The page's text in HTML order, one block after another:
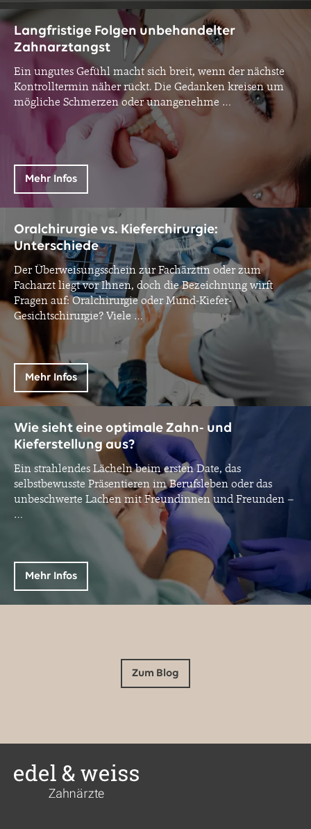
Langfristige Folgen unbehandelter
Zahnarztangst
Ein ungutes Gefühl macht sich breit, wenn der nächste
Kontrolltermin näher rückt. Die Gedanken kreisen um
mögliche Schmerzen oder unangenehme …
Mehr Infos
Oralchirurgie vs. Kieferchirurgie:
Unterschiede
Der Überweisungsschein zur Fachärztin oder zum
Facharzt liegt vor Ihnen, doch die Bezeichnung wirft
Fragen auf: Oralchirurgie oder Mund-Kiefer-
Gesichtschirurgie? Viele …
Mehr Infos
Wie sieht eine optimale Zahn- und
Kieferstellung aus?
Ein strahlendes Lächeln beim ersten Date, das
selbstbewusste Präsentieren im Berufsleben oder das
unbeschwerte Lachen mit Freundinnen und Freunden –
…
Mehr Infos
Zum Blog